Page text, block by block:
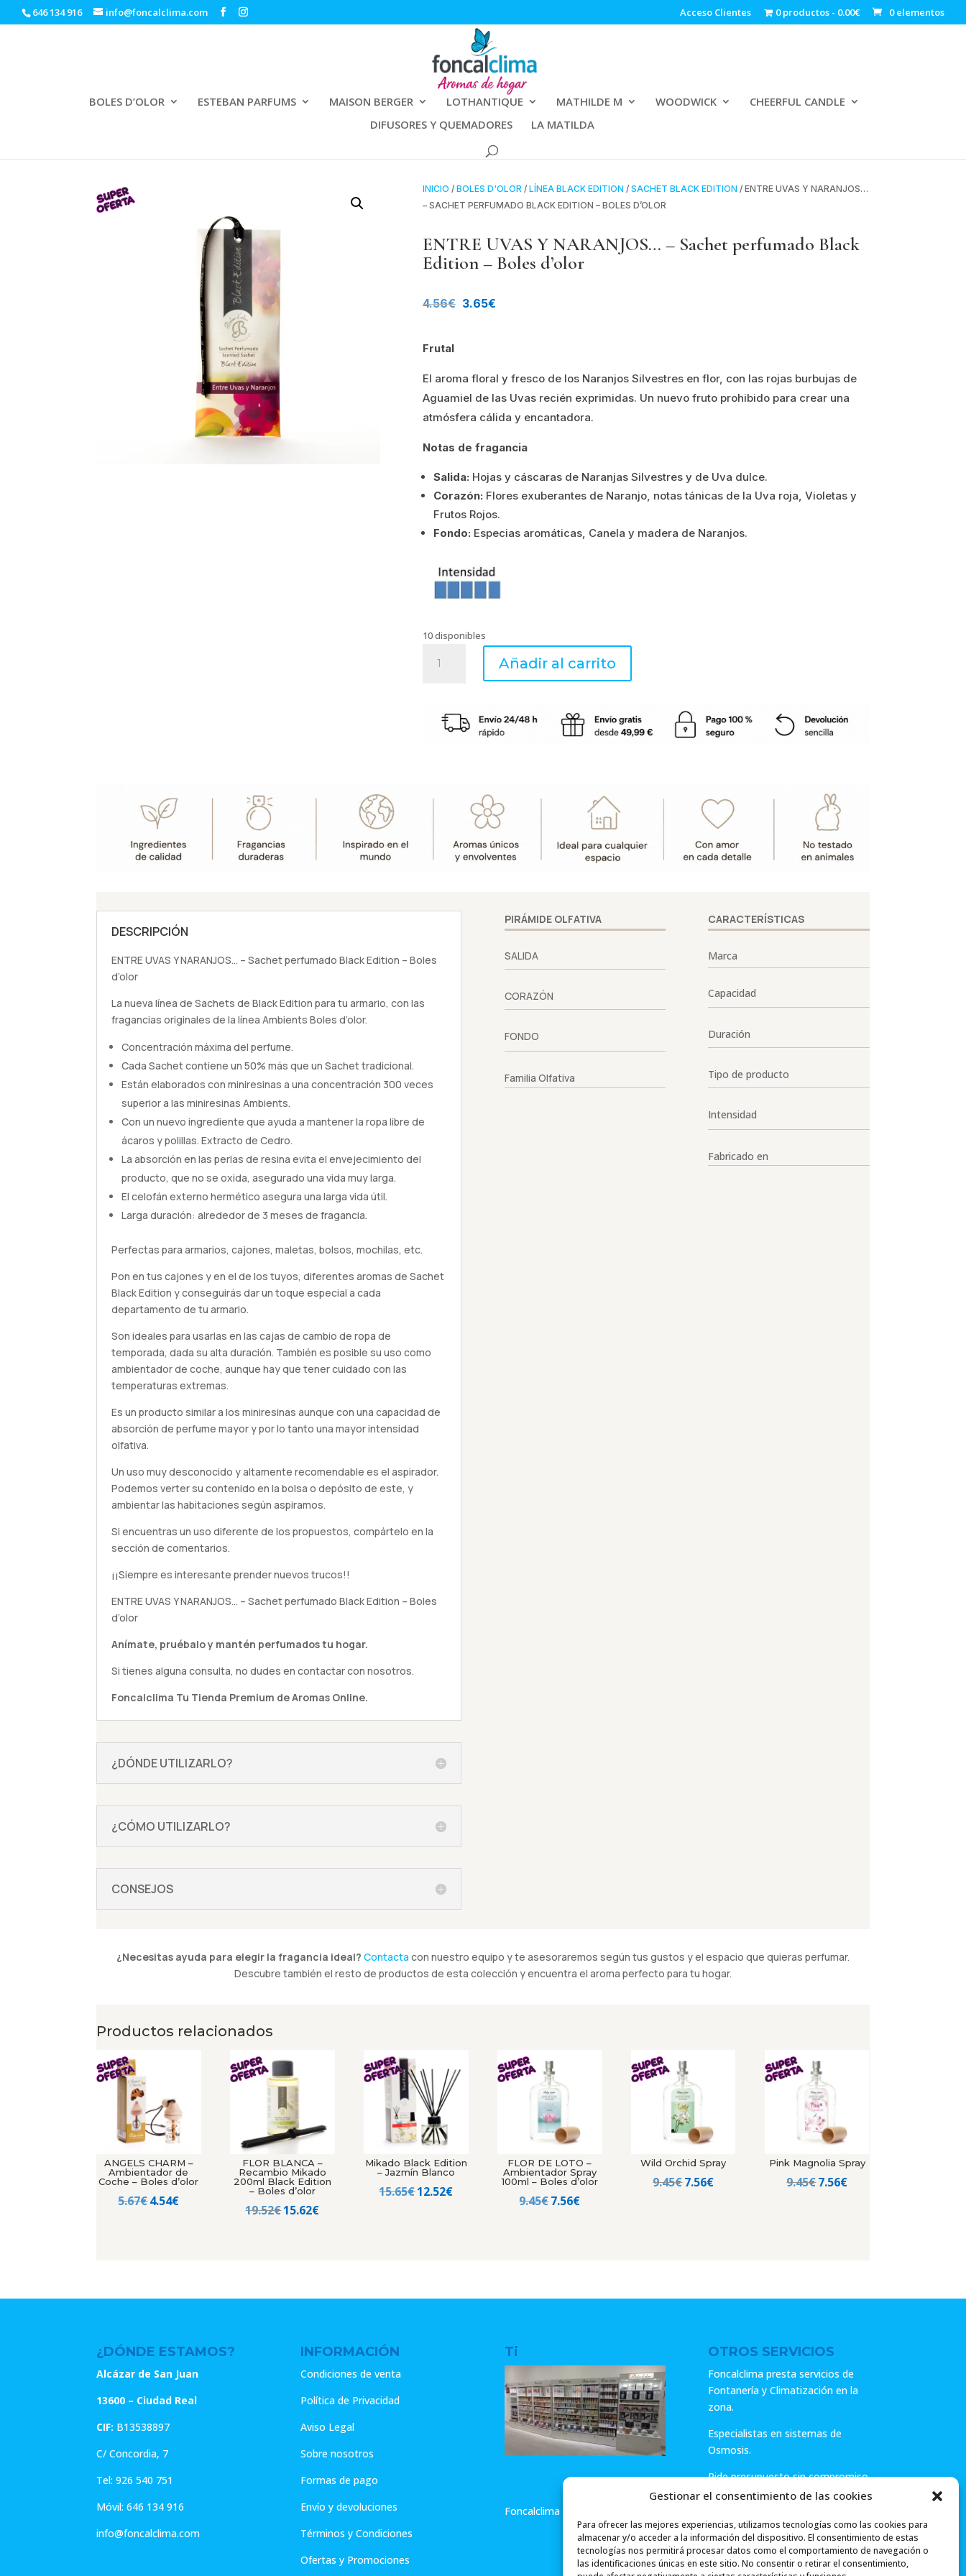
Gestionar el consentimiento de las cookies
Para ofrecer las mejores experiencias, utilizamos tecnologías como las cookies para
almacenar y/o acceder a la información del dispositivo. El consentimiento de estas
tecnologías nos permitirá procesar datos como el comportamiento de navegación o
las identificaciones únicas en este sitio. No consentir o retirar el consentimiento,
646 134 916 info@foncalclima.com Acceso Clientes 0 productos 0.00€ 0 elementos
BOLES D’OLOR ESTEBAN PARFUMS MAISON BERGER LOTHANTIQUE MATHILDE M WOODWICK
CHEERFUL CANDLE
DIFUSORES Y QUEMADORES
LA MATILDA
INICIO /BOLES D'OLOR /LÍNEA BLACK EDITION /SACHET BLACK EDITION / ENTRE UVAS Y NARANJOS…
– SACHET PERFUMADO BLACK EDITION – BOLES D’OLOR
ENTRE UVAS Y NARANJOS… – Sachet perfumado Black
Edition – Boles d’olor
4.56€ El
era:
4.56€.
3.65€
es:
3.65€.
Frutal
El aroma floral y fresco de los Naranjos Silvestres en flor, con las rojas burbujas de
Aguamiel de las Uvas recién exprimidas. Un nuevo fruto prohibido para crear una
atmósfera cálida y encantadora.
Notas de fragancia
Salida: Hojas y cáscaras de Naranjas Silvestres y de Uva dulce.
Corazón: Flores exuberantes de Naranjo, notas tánicas de la Uva roja, Violetas y
Frutos Rojos.
Fondo: Especias aromáticas, Canela y madera de Naranjos.
10 disponibles
UVAS
Sachet
cantidad
Añadir al carrito
DESCRIPCIÓN
ENTRE UVAS Y NARANJOS… – Sachet perfumado Black Edition – Boles
d’olor
La nueva línea de Sachets de Black Edition para tu armario, con las
fragancias originales de la línea Ambients Boles d’olor.
Concentración máxima del perfume.
Cada Sachet contiene un 50% más que un Sachet tradicional.
Están elaborados con miniresinas a una concentración 300 veces
superior a las miniresinas Ambients.
Con un nuevo ingrediente que ayuda a mantener la ropa libre de
ácaros y polillas. Extracto de Cedro.
La absorción en las perlas de resina evita el envejecimiento del
producto, que no se oxida, asegurado una vida muy larga.
El celofán externo hermético asegura una larga vida útil.
Larga duración: alrededor de 3 meses de fragancia.
Perfectas para armarios, cajones, maletas, bolsos, mochilas, etc.
Pon en tus cajones y en el de los tuyos, diferentes aromas de Sachet
Black Edition y conseguirás dar un toque especial a cada
departamento de tu armario.
Son ideales para usarlas en las cajas de cambio de ropa de
temporada, dada su alta duración. También es posible su uso como
ambientador de coche, aunque hay que tener cuidado con las
temperaturas extremas.
Es un producto similar a los miniresinas aunque con una capacidad de
absorción de perfume mayor y por lo tanto una mayor intensidad
olfativa.
Un uso muy desconocido y altamente recomendable es el aspirador.
Podemos verter su contenido en la bolsa o depósito de este, y
ambientar las habitaciones según aspiramos.
Si encuentras un uso diferente de los propuestos, compártelo en la
sección de comentarios.
¡¡Siempre es interesante prender nuevos trucos!!
ENTRE UVAS Y NARANJOS… – Sachet perfumado Black Edition – Boles
d’olor
Anímate, pruébaloy mantén perfumados tu hogar.
Si tienes algunaconsulta, no dudes en contactar con nosotros.
Foncalclima Tu Tienda Premium de Aromas Online.
¿DÓNDE UTILIZARLO?
¿CÓMO UTILIZARLO?
CONSEJOS
PIRÁMIDE OLFATIVA
SALIDA
CORAZÓN
FONDO
Familia Olfativa
CARACTERÍSTICAS
Marca
Capacidad
Duración
Tipo de producto
Intensidad
Fabricado en
¿Necesitas ayuda para elegir la fragancia ideal? Contacta con nuestro equipo y te asesoraremos según tus gustos y el espacio que quieras perfumar.
Descubre también el resto de productos de esta colección y encuentra el aroma perfecto para tu hogar.
Productos relacionados
ANGELS CHARM –
Ambientador de
Coche – Boles d’olor
5.67€El
4.54€El
FLOR BLANCA –
Recambio Mikado
200ml Black Edition
– Boles d’olor
19.52€El
15.62€El
Mikado Black Edition
– Jazmín Blanco
15.65€El
12.52€El
FLOR DE LOTO –
Ambientador Spray
100ml – Boles d’olor
9.45€El
7.56€El
Wild Orchid Spray
9.45€El
7.56€El
Pink Magnolia Spray
9.45€El
7.56€El
¿DÓNDE ESTAMOS?
Alcázar de San Juan
13600 – Ciudad Real
CIF: B13538897
C/ Concordia, 7
Tel:926 540 751
Móvil:646 134 916
info@foncalclima.com
INFORMACIÓN
Condiciones de venta
Política de Privacidad
Aviso Legal
Sobre nosotros
Formas de pago
Envío y devoluciones
Términos y Condiciones
Ofertas y Promociones
Ti
Foncalclima - Aromas de Hogar
OTROS SERVICIOS
Foncalclima presta servicios de
Fontanería y Climatización en la
zona.
Especialistas en sistemas de
Osmosis.
Pide presupuesto sin compromiso
o llámanos y haz tu consulta.